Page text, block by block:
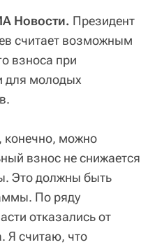
Новости. Президент
считает возможным
взноса при
для молодых
конечно, можно
взнос не снижается
Это должны быть
По ряду
отказались от
Я считаю, что